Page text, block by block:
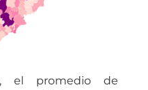
el promedio de